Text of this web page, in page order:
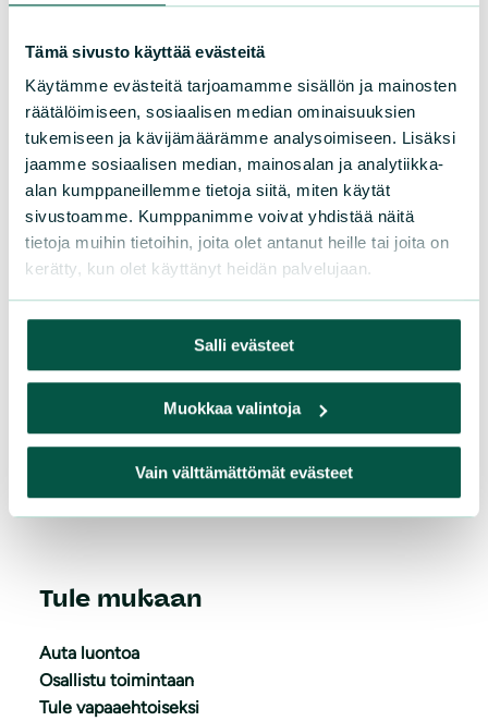
Tämä sivusto käyttää evästeitä
Käytämme evästeitä tarjoamamme sisällön ja mainosten
räätälöimiseen, sosiaalisen median ominaisuuksien
tukemiseen ja kävijämäärämme analysoimiseen. Lisäksi
jaamme sosiaalisen median, mainosalan ja analytiikka-
alan kumppaneillemme tietoja siitä, miten käytät
sivustoamme. Kumppanimme voivat yhdistää näitä
tietoja muihin tietoihin, joita olet antanut heille tai joita on
kerätty, kun olet käyttänyt heidän palvelujaan.
Salli evästeet
Muokkaa valintoja
Vain välttämättömät evästeet
Liity
Suomen luonnonsuojeluliitto
Puh. 09 228 08210 (arkisin 9-15)
Tule mukaan
Auta luontoa
Osallistu toimintaan
Tule vapaaehtoiseksi